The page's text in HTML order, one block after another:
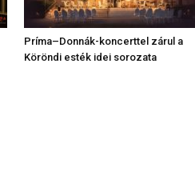
Príma–Donnák-koncerttel zárul a
Köröndi esték idei sorozata